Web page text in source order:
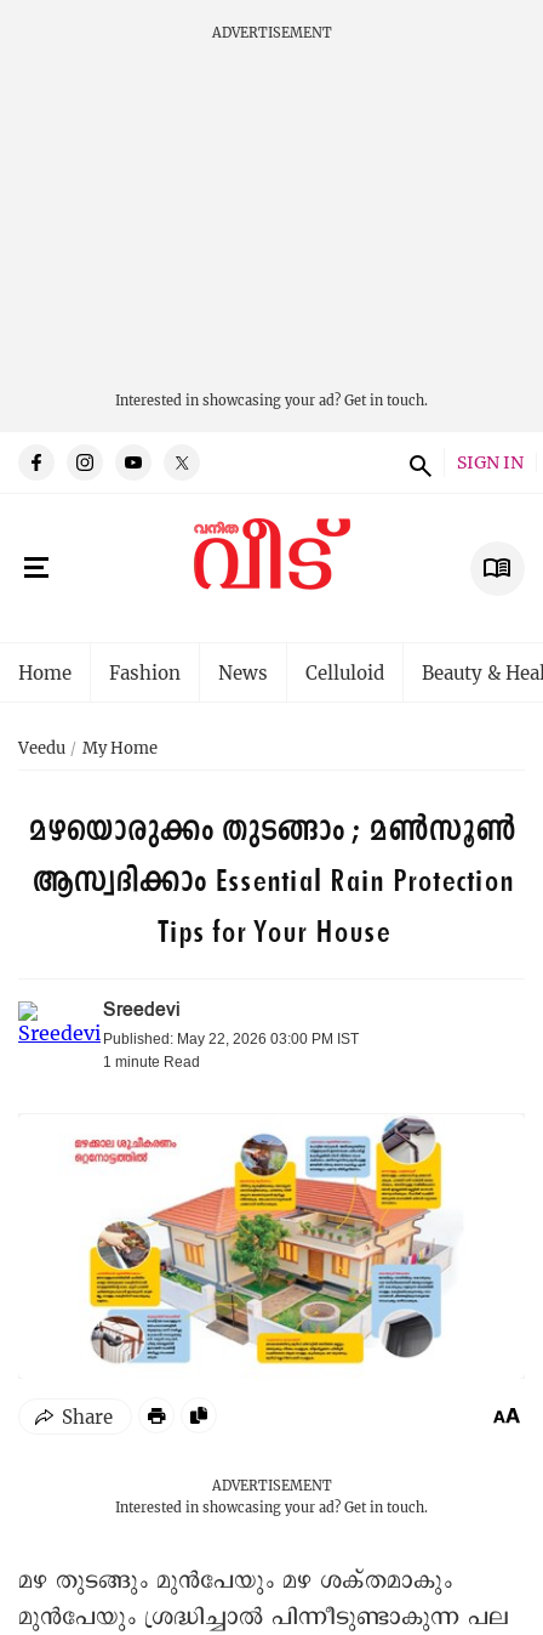
ADVERTISEMENT
Interested in showcasing your ad? Get in touch.
SIGN IN
Home Fashion News Celluloid Beauty &
Veedu My Home
മഴയൊരുക്കം തുടങ്ങാം ; മൺസൂൺ
ആസ്വദിക്കാം Essential Rain Protection
Tips for Your House
Sreedevi
Published: May 22, 2026 03:00 PM IST
1 minute Read
ADVERTISEMENT
Interested in showcasing your ad? Get in touch.
മഴ തുടങ്ങും മുൻപേയും മഴ ശക്തമാകും
മുൻപേയും ശ്രദ്ധിച്ചാൽ പിന്നീടുണ്ടാകുന്ന പല